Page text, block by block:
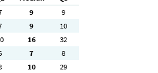
9
9
9
10
16
32
7
8
10
29